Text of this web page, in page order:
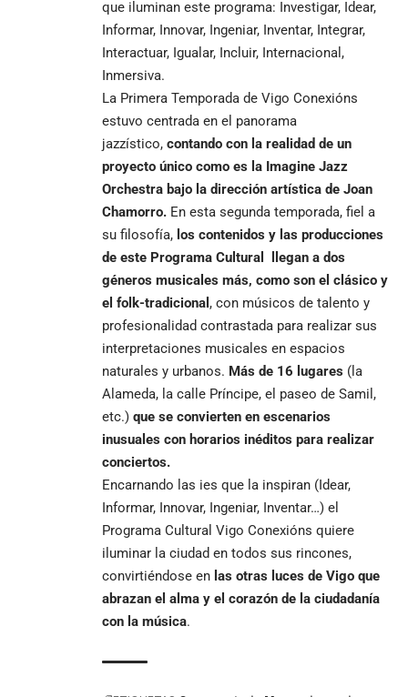
que iluminan este programa: Investigar, Idear,
Informar, Innovar, Ingeniar, Inventar, Integrar,
Interactuar, Igualar, Incluir, Internacional,
Inmersiva.
La Primera Temporada de Vigo Conexións
estuvo centrada en el panorama
jazzístico, contando con la realidad de un
proyecto único como es la Imagine Jazz
Orchestra bajo la dirección artística de Joan
Chamorro. En esta segunda temporada, fiel a
su filosofía, los contenidos y las producciones
de este Programa Cultural llegan a dos
géneros musicales más, como son el clásico y
el folk-tradicional , con músicos de talento y
profesionalidad contrastada para realizar sus
interpretaciones musicales en espacios
naturales y urbanos. Más de 16 lugares (la
Alameda, la calle Príncipe, el paseo de Samil,
etc.) que se convierten en escenarios
inusuales con horarios inéditos para realizar
conciertos.
Encarnando las ies que la inspiran (Idear,
Informar, Innovar, Ingeniar, Inventar…) el
Programa Cultural Vigo Conexións quiere
iluminar la ciudad en todos sus rincones,
convirtiéndose en las otras luces de Vigo que
abrazan el alma y el corazón de la ciudadanía
con la música.